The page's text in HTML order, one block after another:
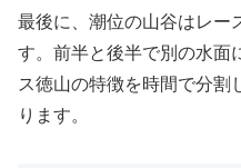
最後に、潮位の山谷はレー
す。前半と後半で別の水面
ス徳山の特徴を時間で分割
ります。